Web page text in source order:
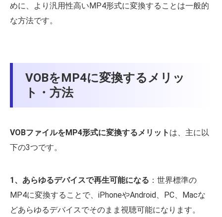
めに、より汎用性高いMP4形式に変換することは一般的
な方法です。
VOBをMP4に変換するメリッ
ト・方法
VOBファイルをMP4形式に変換するメリット は、主に以
下の3つです。
1、あらゆるデバイスで再生可能になる ：世界標準の
MP4に変換することで、iPhoneやAndroid、PC、Macな
どあらゆるデバイスでそのまま視聴可能になります。